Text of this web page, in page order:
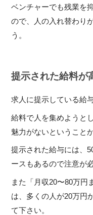
ベンチャーでも残業を
ので、人の入れ替わり
う。
提示された給料が
求人に提示している給
給料で人を集めようと
魅力がないということ
提示された給与には、
ースもあるので注意が
また「月収20〜80万円
は、多くの人が20万円
て下さい。